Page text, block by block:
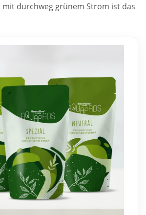
durchweg grünem Strom ist das